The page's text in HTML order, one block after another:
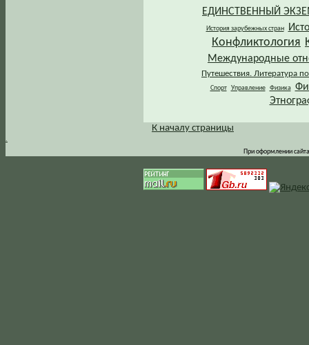
ЕДИНСТВЕННЫЙ
История зарубежных стран
Конфликтология
Международные
Путешествия. Литература
Спорт Управление Физика
.
К началу страницы
При оформлении